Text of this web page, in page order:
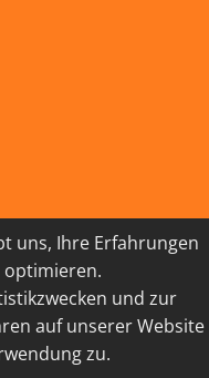
uns, Ihre Erfahrungen
optimieren.
und zur
auf unserer Website
zu.
Innsbruck
KONTAKT